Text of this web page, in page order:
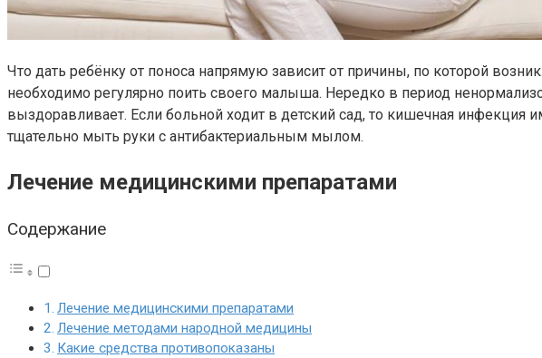
Что дать ребёнку от поноса напрямую зависит от причины, по которой
необходимо регулярно поить своего малыша. Нередко в период
выздоравливает. Если больной ходит в детский сад, то кишечная инфекция
тщательно мыть руки с антибактериальным мылом.
Лечение медицинскими препаратами
Содержание
Лечение медицинскими препаратами
Лечение методами народной медицины
Какие средства противопоказаны